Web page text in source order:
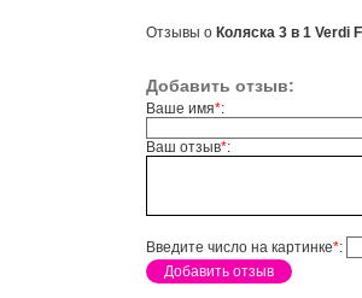
Отзывы о Коляска 3 в 1 Verdi
Добавить отзыв:
Ваше имя*:
Ваш отзыв*:
Введите число на картинке*: